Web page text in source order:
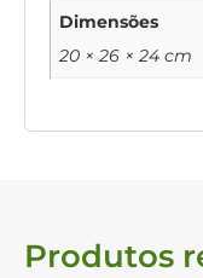
Dimensões
20 × 26 × 24 cm
Produtos